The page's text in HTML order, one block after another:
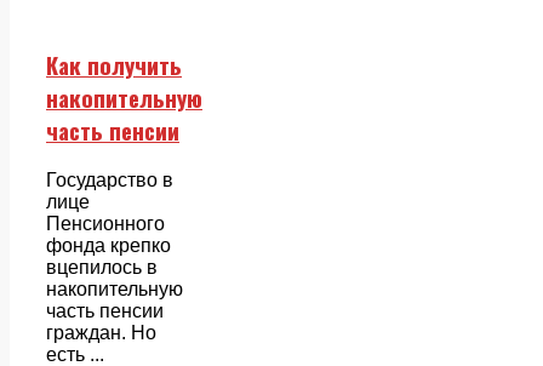
Как получить
накопительную
часть пенсии
Государство в
лице
Пенсионного
фонда крепко
вцепилось в
накопительную
часть пенсии
граждан. Но
есть ...